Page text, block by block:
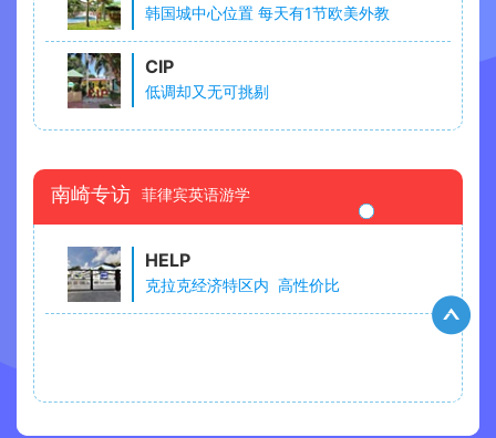
韩国城中心位置 每天有1节欧美外教
CIP
低调却又无可挑剔
南崎专访 菲律宾英语游学
HELP
克拉克经济特区内 高性价比